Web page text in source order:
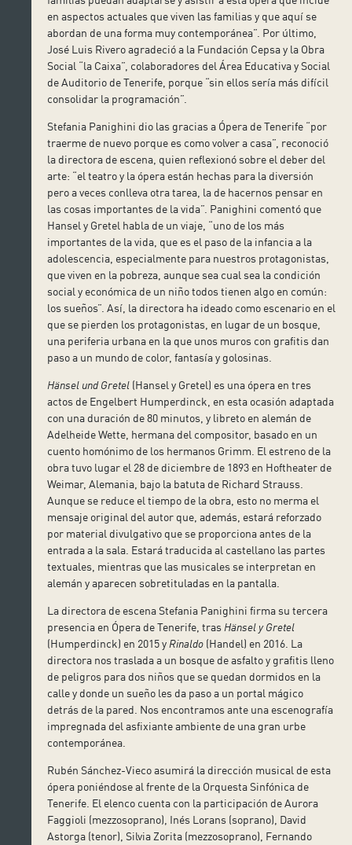
en aspectos actuales que viven las familias y que aquí se
abordan de una forma muy contemporánea”. Por último,
José Luis Rivero agradeció a la Fundación Cepsa y la Obra
Social “la Caixa”, colaboradores del Área Educativa y Social
de Auditorio de Tenerife, porque “sin ellos sería más difícil
consolidar la programación”.
Stefania Panighini dio las gracias a Ópera de Tenerife “por
traerme de nuevo porque es como volver a casa”, reconoció
la directora de escena, quien reflexionó sobre el deber del
arte: “el teatro y la ópera están hechas para la diversión
pero a veces conlleva otra tarea, la de hacernos pensar en
las cosas importantes de la vida”. Panighini comentó que
Hansel y Gretel habla de un viaje, “uno de los más
importantes de la vida, que es el paso de la infancia a la
adolescencia, especialmente para nuestros protagonistas,
que viven en la pobreza, aunque sea cual sea la condición
social y económica de un niño todos tienen algo en común:
los sueños”. Así, la directora ha ideado como escenario en el
que se pierden los protagonistas, en lugar de un bosque,
una periferia urbana en la que unos muros con grafitis dan
paso a un mundo de color, fantasía y golosinas.
Hänsel und Gretel (Hansel y Gretel) es una ópera en tres
actos de Engelbert Humperdinck, en esta ocasión adaptada
con una duración de 80 minutos, y libreto en alemán de
Adelheide Wette, hermana del compositor, basado en un
cuento homónimo de los hermanos Grimm. El estreno de la
obra tuvo lugar el 28 de diciembre de 1893 en Hoftheater de
Weimar, Alemania, bajo la batuta de Richard Strauss.
Aunque se reduce el tiempo de la obra, esto no merma el
mensaje original del autor que, además, estará reforzado
por material divulgativo que se proporciona antes de la
entrada a la sala. Estará traducida al castellano las partes
textuales, mientras que las musicales se interpretan en
alemán y aparecen sobretituladas en la pantalla.
La directora de escena Stefania Panighini firma su tercera
presencia en Ópera de Tenerife, tras Hänsel y Gretel
(Humperdinck) en 2015 y Rinaldo (Handel) en 2016. La
directora nos traslada a un bosque de asfalto y grafitis lleno
de peligros para dos niños que se quedan dormidos en la
calle y donde un sueño les da paso a un portal mágico
detrás de la pared. Nos encontramos ante una escenografía
impregnada del asfixiante ambiente de una gran urbe
contemporánea.
Rubén Sánchez-Vieco asumirá la dirección musical de esta
ópera poniéndose al frente de la Orquesta Sinfónica de
Tenerife. El elenco cuenta con la participación de Aurora
Faggioli (mezzosoprano), Inés Lorans (soprano), David
Astorga (tenor), Silvia Zorita (mezzosoprano), Fernando